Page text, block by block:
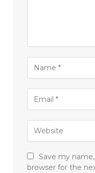
Save my
browser for the